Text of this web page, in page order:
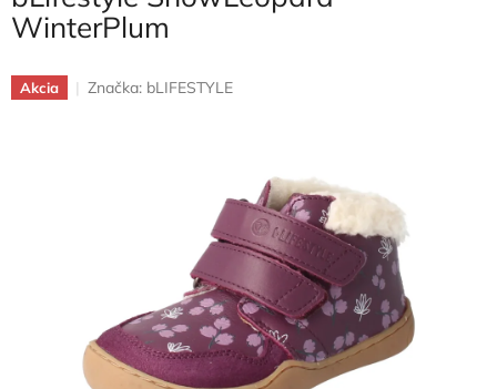
WinterPlum
Akcia Značka: bLIFESTYLE